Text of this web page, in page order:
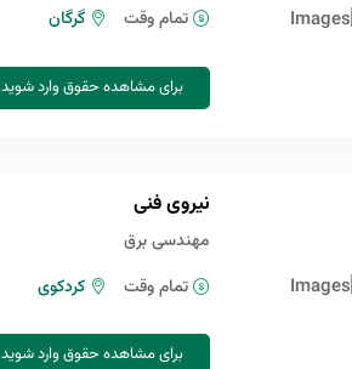
تمام وقت
گرگان
برای مشاهده حقوق وارد شوید
نیروی فنی
مهندسی برق
تمام وقت
کردکوی
برای مشاهده حقوق وارد شوید